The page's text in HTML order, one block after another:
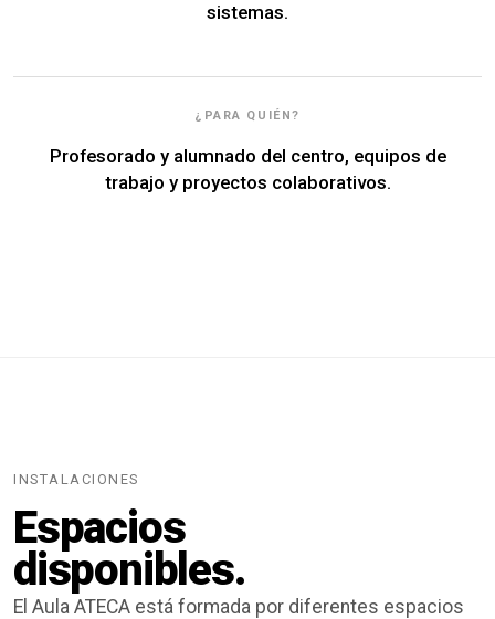
sistemas.
¿PARA QUIÉN?
Profesorado y alumnado del centro, equipos de
trabajo y proyectos colaborativos.
INSTALACIONES
Espacios
disponibles.
El Aula ATECA está formada por diferentes espacios